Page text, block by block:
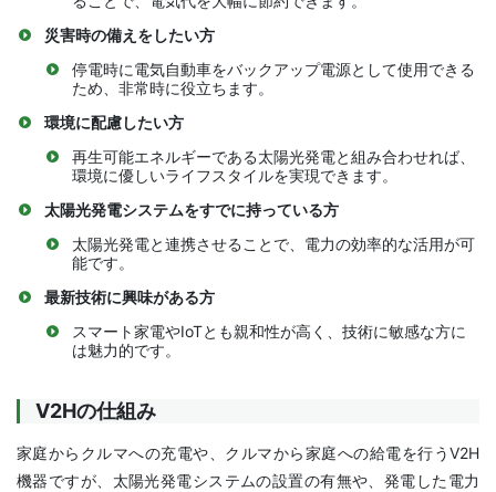
災害時の備えをしたい方
停電時に電気自動車をバックアップ電源として使用できる
ため、非常時に役立ちます。
環境に配慮したい方
再生可能エネルギーである太陽光発電と組み合わせれば、
環境に優しいライフスタイルを実現できます。
太陽光発電システムをすでに持っている方
太陽光発電と連携させることで、電力の効率的な活用が可
能です。
最新技術に興味がある方
スマート家電やIoTとも親和性が高く、技術に敏感な方に
は魅力的です。
V2Hの仕組み
家庭からクルマへの充電や、クルマから家庭への給電を行うV2H
機器ですが、太陽光発電システムの設置の有無や、発電した電力